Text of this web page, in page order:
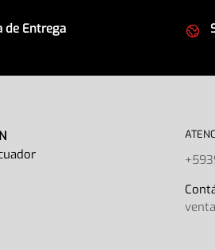
de Entrega